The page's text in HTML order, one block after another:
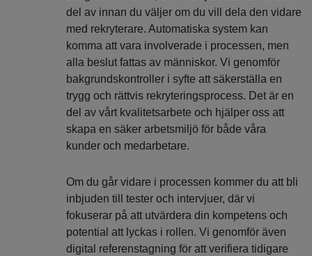
del av innan du väljer om du vill dela den vidare
med rekryterare. Automatiska system kan
komma att vara involverade i processen, men
alla beslut fattas av människor. Vi genomför
bakgrundskontroller i syfte att säkerställa en
trygg och rättvis rekryteringsprocess. Det är en
del av vårt kvalitetsarbete och hjälper oss att
skapa en säker arbetsmiljö för både våra
kunder och medarbetare.
Om du går vidare i processen kommer du att bli
inbjuden till tester och intervjuer, där vi
fokuserar på att utvärdera din kompetens och
potential att lyckas i rollen. Vi genomför även
digital referenstagning för att verifiera tidigare